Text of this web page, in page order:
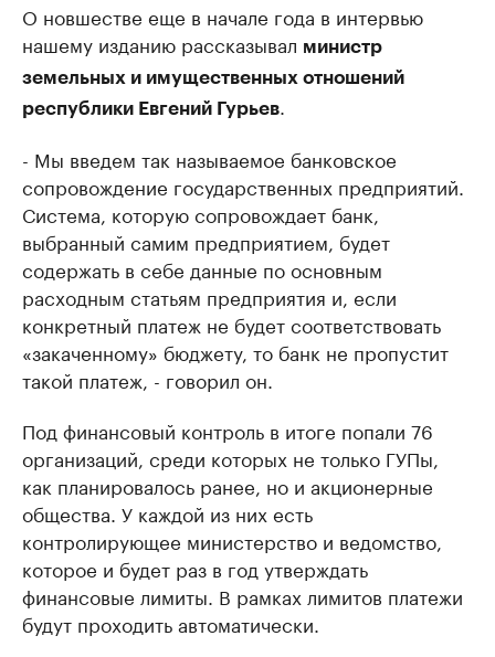
О новшестве еще в начале года в интервью
нашему изданию рассказывал министр
земельных и имущественных отношений
республики Евгений Гурьев.
- Мы введем так называемое банковское
сопровождение государственных предприятий.
Система, которую сопровождает банк,
выбранный самим предприятием, будет
содержать в себе данные по основным
расходным статьям предприятия и, если
конкретный платеж не будет соответствовать
«закаченному» бюджету, то банк не пропустит
такой платеж, - говорил он.
Под финансовый контроль в итоге попали 76
организаций, среди которых не только ГУПы,
как планировалось ранее, но и акционерные
общества. У каждой из них есть
контролирующее министерство и ведомство,
которое и будет раз в год утверждать
финансовые лимиты. В рамках лимитов платежи
будут проходить автоматически.